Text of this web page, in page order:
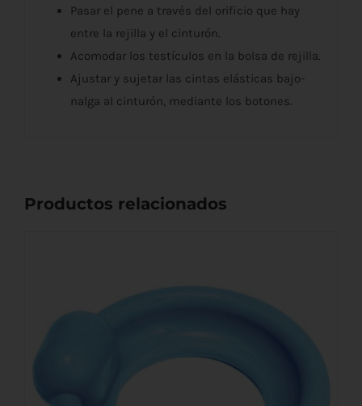
Pasar el pene a través del orificio que hay
entre la rejilla y el cinturón.
Acomodar los testículos en la bolsa de rejilla.
Ajustar y sujetar las cintas elásticas bajo-
nalga al cinturón, mediante los botones.
Productos relacionados